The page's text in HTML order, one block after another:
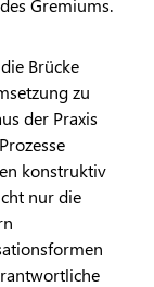
Brücke
zu
der Praxis
konstruktiv
nur die